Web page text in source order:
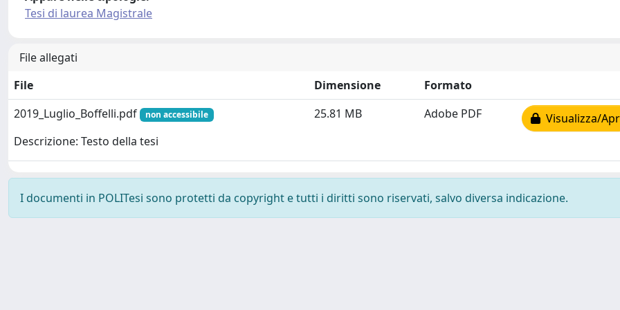
Tesi di laurea Magistrale
File allegati
File
Dimensione
Formato
2019_Luglio_Boffelli.pdf
non accessibile
Descrizione: Testo della tesi
25.81 MB Adobe PDF Visualizza/
I documenti in POLITesi sono protetti da copyright e tutti i diritti sono riservati, salvo diversa indicazione.